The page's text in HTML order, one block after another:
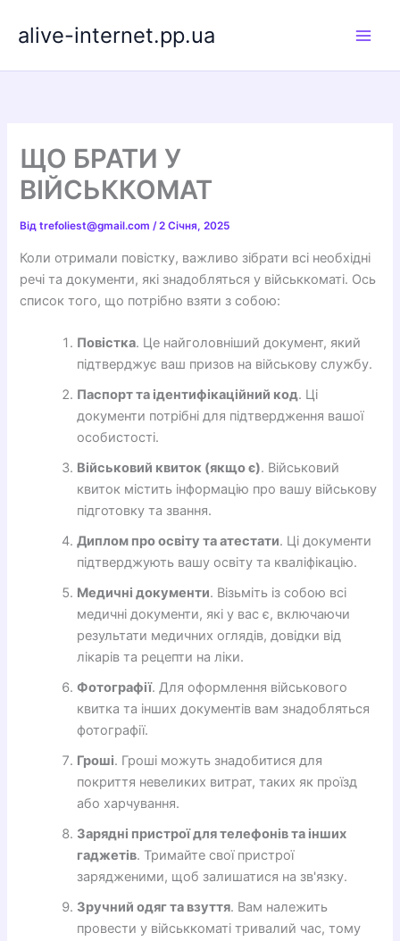
alive-internet.pp.ua
ЩО БРАТИ У
ВІЙСЬККОМАТ
Відtrefoliest@gmail.com/2 Січня, 2025
Коли отримали повістку, важливо зібрати всі необхідні
речі та документи, які знадобляться у військкоматі. Ось
список того, що потрібно взяти з собою:
Повістка. Це найголовніший документ, який
підтверджує ваш призов на військову службу.
Паспорт та ідентифікаційний код. Ці
документи потрібні для підтвердження вашої
особистості.
Військовий квиток (якщо є). Військовий
квиток містить інформацію про вашу військову
підготовку та звання.
Диплом про освіту та атестати. Ці документи
підтверджують вашу освіту та кваліфікацію.
Медичні документи. Візьміть із собою всі
медичні документи, які у вас є, включаючи
результати медичних оглядів, довідки від
лікарів та рецепти на ліки.
Фотографії. Для оформлення військового
квитка та інших документів вам знадобляться
фотографії.
Гроші. Гроші можуть знадобитися для
покриття невеликих витрат, таких як проїзд
або харчування.
Зарядні пристрої для телефонів та інших
гаджетів. Тримайте свої пристрої
зарядженими, щоб залишатися на зв'язку.
Зручний одяг та взуття. Вам належить
провести у військкоматі тривалий час, тому